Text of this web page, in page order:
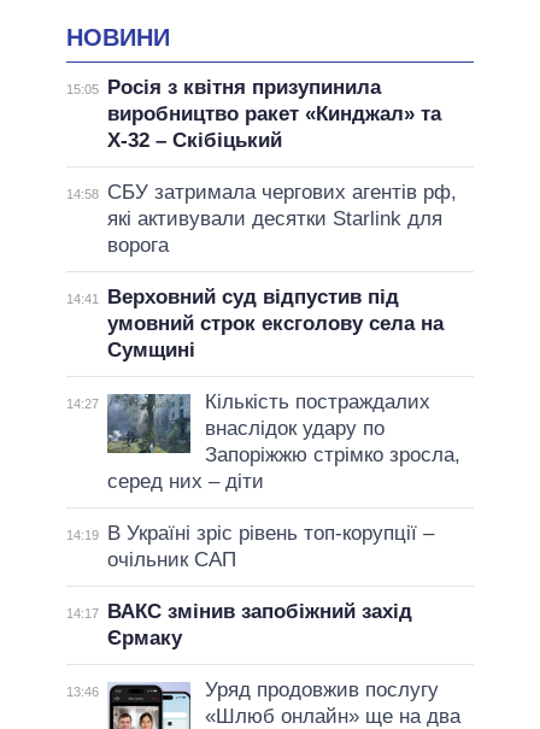
НОВИНИ
15:05
Росія з квітня призупинила
виробництво ракет «Кинджал» та
Х-32 – Скібіцький
14:58
СБУ затримала чергових агентів рф,
які активували десятки Starlink для
ворога
14:41
Верховний суд відпустив під
умовний строк ексголову села на
Сумщині
14:27
Кількість постраждалих
внаслідок удару по
Запоріжжю стрімко зросла,
серед них – діти
14:19
В Україні зріс рівень топ-корупції –
очільник САП
14:17
ВАКС змінив запобіжний захід
Єрмаку
13:46
Уряд продовжив послугу
«Шлюб онлайн» ще на два